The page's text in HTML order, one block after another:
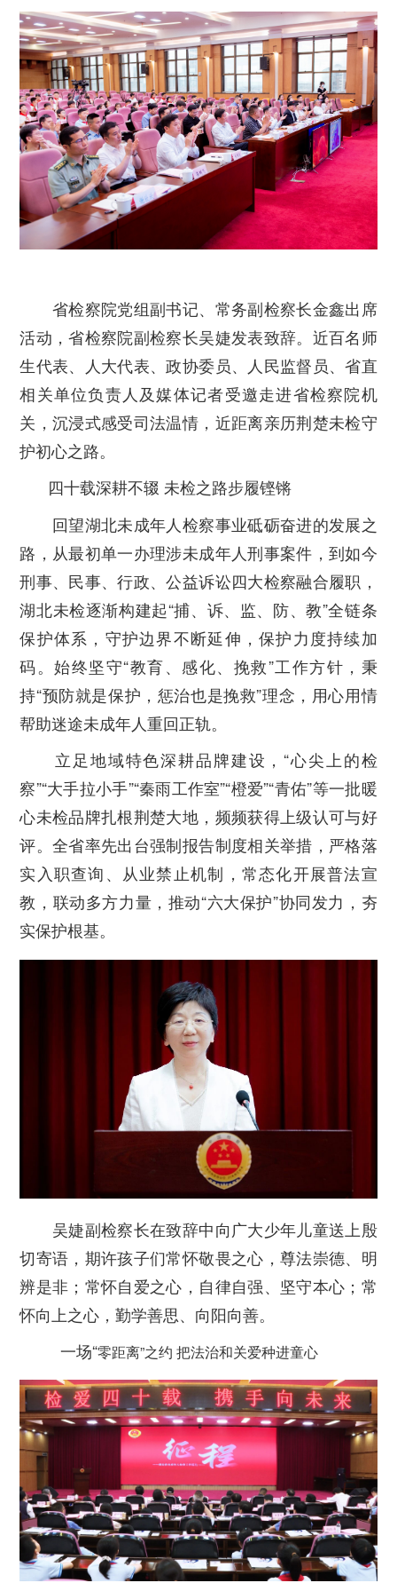
省检察院党组副书记、常务副检察长金鑫出席
活动，省检察院副检察长吴婕发表致辞。近百名师
生代表、人大代表、政协委员、人民监督员、省直
相关单位负责人及媒体记者受邀走进省检察院机
关，沉浸式感受司法温情，近距离亲历荆楚未检守
护初心之路。
四十载深耕不辍 未检之路步履铿锵
回望湖北未成年人检察事业砥砺奋进的发展之
路，从最初单一办理涉未成年人刑事案件，到如今
刑事、民事、行政、公益诉讼四大检察融合履职，
湖北未检逐渐构建起“捕、诉、监、防、教”全链条
保护体系，守护边界不断延伸，保护力度持续加
码。始终坚守“教育、感化、挽救”工作方针，秉
持“预防就是保护，惩治也是挽救”理念，用心用情
帮助迷途未成年人重回正轨。
立足地域特色深耕品牌建设，“心尖上的检
察”“大手拉小手”“秦雨工作室”“橙爱”“青佑”等一批暖
心未检品牌扎根荆楚大地，频频获得上级认可与好
评。全省率先出台强制报告制度相关举措，严格落
实入职查询、从业禁止机制，常态化开展普法宣
教，联动多方力量，推动“六大保护”协同发力，夯
实保护根基。
吴婕副检察长在致辞中向广大少年儿童送上殷
切寄语，期许孩子们常怀敬畏之心，尊法崇德、明
辨是非；常怀自爱之心，自律自强、坚守本心；常
怀向上之心，勤学善思、向阳向善。
一场“零距离”之约 把法治和关爱种进童心